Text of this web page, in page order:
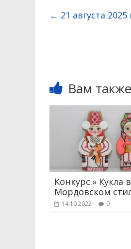
← 21 августа
Вам
Конкурс.» Кукла в
Мордовском
14.10.2022 0